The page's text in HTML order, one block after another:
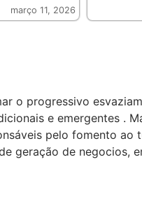
março 11, 2026
o progressivo
e emergentes .
pelo fomento ao
geração de negocios,